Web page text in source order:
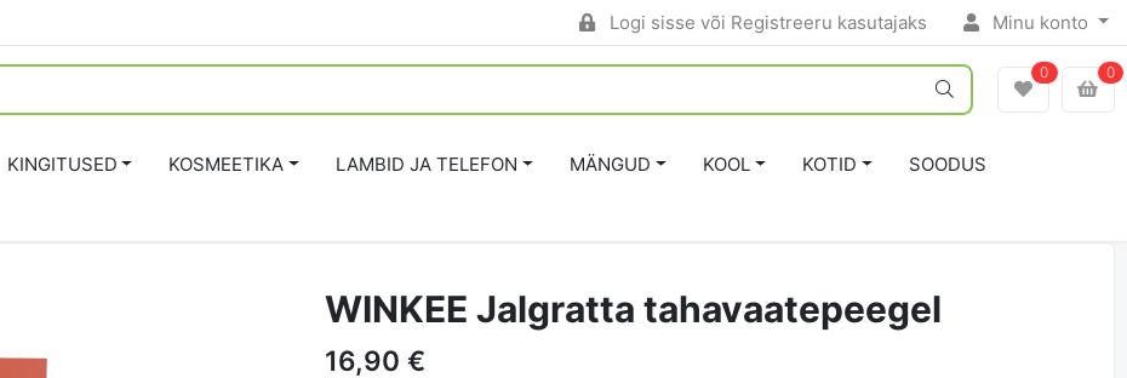
Logi sisse või Registreeru kasutajaks Minu konto
0 0
KINGITUSED KOSMEETIKA LAMBID JA TELEFON MÄNGUD KOOL KOTID
SOODUS
WINKEE Jalgratta tahavaatepeegel
16,90 €